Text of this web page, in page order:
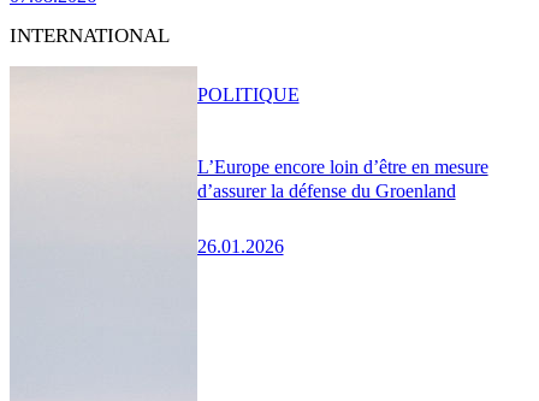
INTERNATIONAL
L’Europe encore loin d’être en mesure
d’assurer la défense du Groenland
26.01.2026
POLITIQUE